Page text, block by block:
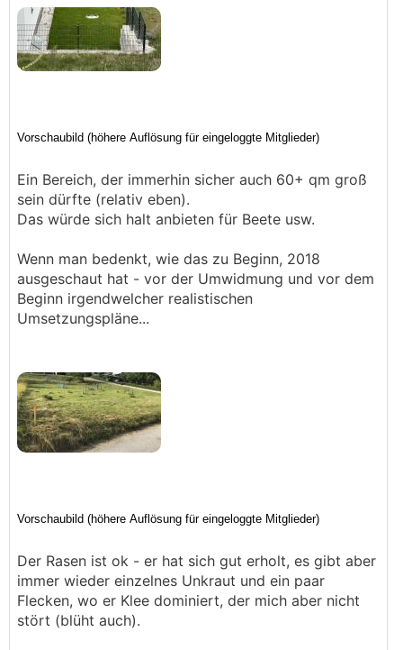
Ein Bereich, der immerhin sicher auch 60+ qm groß
sein dürfte (relativ eben).
Das würde sich halt anbieten für Beete usw.
Wenn man bedenkt, wie das zu Beginn, 2018
ausgeschaut hat - vor der Umwidmung und vor dem
Beginn irgendwelcher realistischen
Umsetzungspläne...
Der Rasen ist ok - er hat sich gut erholt, es gibt aber
immer wieder einzelnes Unkraut und ein paar
Flecken, wo er Klee dominiert, der mich aber nicht
stört (blüht auch).